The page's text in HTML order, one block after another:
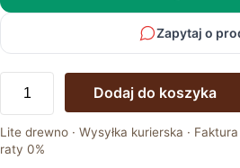
Zapytaj o
Regał
na
Książki
Drewniany
Dodaj do koszyka
Lite drewno · Wysyłka kurierska ·
raty 0%